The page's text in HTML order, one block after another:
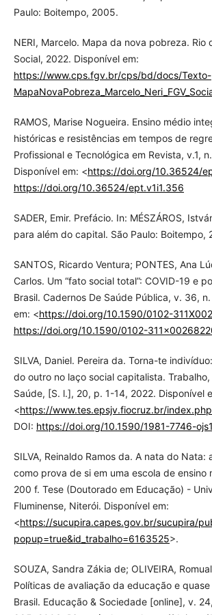
Paulo: Boitempo, 2005.
NERI, Marcelo. Mapa da nova pobreza. Rio
Social, 2022. Disponível em:
https://www.cps.fgv.br/cps/bd/docs/Texto-
RAMOS, Marise Nogueira. Ensino médio
históricas e resistências em tempos de
Profissional e Tecnológica em Revista, v.1,
Disponível em: <https://doi.org/10.36524/
https://doi.org/10.36524/ept.v1i1.356
SADER, Emir. Prefácio. In: MÉSZÁROS,
para além do capital. São Paulo: Boitempo,
SANTOS, Ricardo Ventura; PONTES, Ana
Carlos. Um “fato social total”: COVID-19 e
Brasil. Cadernos De Saúde Pública, v. 36,
em: <https://doi.org/10.1590/0102-
https://doi.org/10.1590/0102-
SILVA, Daniel. Pereira da. Torna-te
do outro no laço social capitalista.
Saúde, [S. l.], 20, p. 1-14, 2022. Disponível
<https://www.tes.epsjv.fiocruz.br/
DOI: https://doi.org/10.1590/1981-7746-
SILVA, Reinaldo Ramos da. A nata do Nata:
como prova de si em uma escola de ensino
200 f. Tese (Doutorado em Educação) -
Fluminense, Niterói. Disponível em:
<https://sucupira.capes.gov.br/sucupira/
popup=true&id_trabalho=6163525>.
SOUZA, Sandra Zákia de; OLIVEIRA,
Políticas de avaliação da educação e
Brasil. Educação & Sociedade [online], v.